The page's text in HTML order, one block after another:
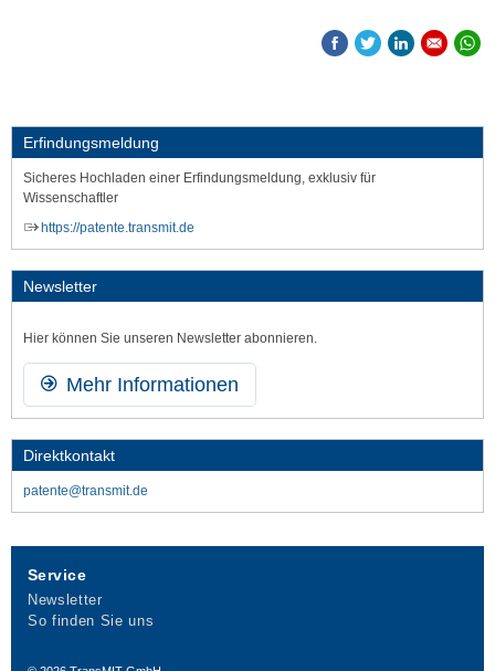
Erfindungsmeldung
Sicheres Hochladen einer Erfindungsmeldung, exklusiv für
Wissenschaftler
https://patente.transmit.de
Newsletter
Hier können Sie unseren Newsletter abonnieren.
Mehr Informationen
Direktkontakt
patente@transmit.de
Service
Newsletter
So finden Sie uns